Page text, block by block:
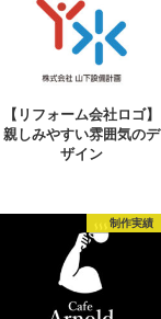
【リフォーム会社ロゴ】
親しみやすい雰囲気のデ
ザイン
制作実績